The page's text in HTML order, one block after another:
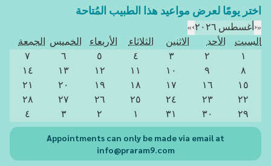
اختر يومًا لعرض مواعيد هذا الطبيب المُتاحة
«
‹أغسطس ٢٠٢٦ ›
»
السبت
الأحد الاثنين الثلاثاء الأربعاء الخميس الجمعة
١
٢ ٣ ٤ ٥ ٦
٧
٨
٩ ١٠ ١١ ١٢ ١٣
١٤
١٥
١٦ ١٧ ١٨ ١٩ ٢٠
٢١
٢٢
٢٣ ٢٤ ٢٥ ٢٦ ٢٧
٢٨
٢٩
٣٠ ٣١ ١ ٢ ٣ ٤
Appointments can only be made via email at
info@praram9.com